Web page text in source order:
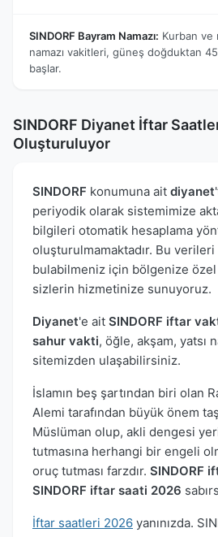
SINDORF Bayram Namazı: Kurban ve
namazı vakitleri, güneş doğduktan
başlar.
SINDORF Diyanet İftar
Oluşturuluyor
SINDORF konumuna ait diyanet
periyodik olarak sistemimize
bilgileri otomatik hesaplama
oluşturulmamaktadır. Bu verileri
bulabilmeniz için bölgenize özel
sizlerin hizmetinize sunuyoruz.
Diyanet'e ait SINDORF iftar
sahur vakti, öğle, akşam, yatsı
sitemizden ulaşabilirsiniz.
İslamın beş şartından biri olan
Alemi tarafından büyük önem
Müslüman olup, akli dengesi
tutmasına herhangi bir engeli
oruç tutması farzdır. SINDORF
SINDORF iftar saati 2026
İftar saatleri 2026 yanınızda.